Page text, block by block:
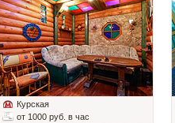
Курская
от 1000 руб. в час